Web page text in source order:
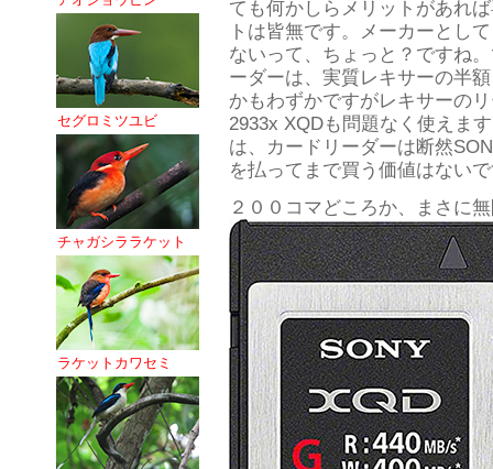
セグロミツユビ
チャガシララケット
ラケットカワセミ
ても何かしらメリットがあれ
トは皆無です。メーカーとし
ないって、ちょっと？ですね
ーダーは、実質レキサーの半
かもわずかですがレキサーの
2933x XQDも問題なく使えま
は、カードリーダーは断然
を払ってまで買う価値はない
２００コマどころか、まさに